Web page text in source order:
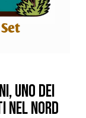
uno dei
nel nord